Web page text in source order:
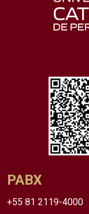
PABX
+55 81 2119-4000